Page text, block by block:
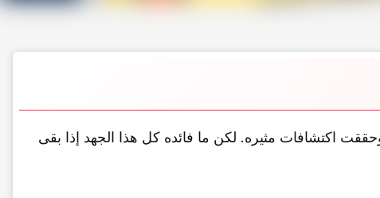
اکتشافات مثیره. لکن ما فائده کل هذا الجهد إذا بقی